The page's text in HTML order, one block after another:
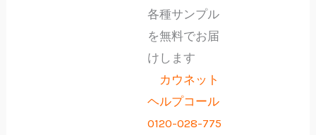
各種サンプル
を無料でお届
けします
カウネット
ヘルプコール
0120-028-775